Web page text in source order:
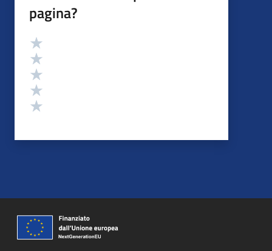
pagina?
Valutazione